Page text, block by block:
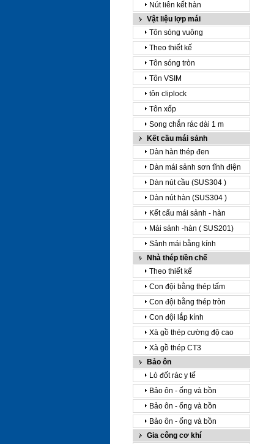
Nút liên kết hàn
Vật liệu lợp mái
Tôn sóng vuông
Theo thiết kế
Tôn sóng tròn
Tôn VSIM
tôn cliplock
Tôn xốp
Song chắn rác dài 1 m
Kết cầu mái sảnh
Dàn hàn thép đen
Dàn mái sảnh sơn tĩnh điện
Dàn nút cầu (SUS304 )
Dàn nút hàn (SUS304 )
Kết cấu mái sảnh - hàn
Mái sảnh -hàn ( SUS201)
Sảnh mái bằng kính
Nhà thép tiền chế
Theo thiết kế
Con đội bằng thép tấm
Con đội bằng thép tròn
Con đội lắp kính
Xà gồ thép cường độ cao
Xà gồ thép CT3
Bảo ôn
Lò đốt rác y tế
Bảo ôn - ống và bồn
Bảo ôn - ống và bồn
Bảo ôn - ống và bồn
Gia công cơ khí